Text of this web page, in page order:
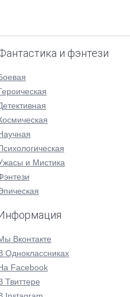
и фэнтези
и Мистика
Вконтакте
Одноклассниках
Facebook
Твиттере